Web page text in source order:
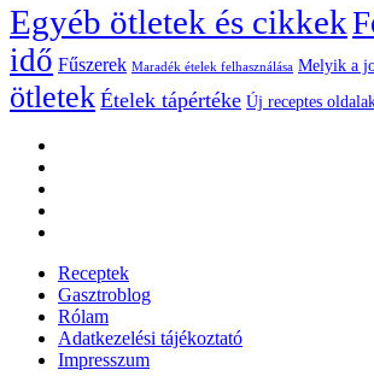
Egyéb ötletek és cikkek
idő Fűszerek Maradék ételek felhasználása Melyik a
ötletek Ételek tápértéke Új receptes
Receptek
Gasztroblog
Rólam
Adatkezelési tájékoztató
Impresszum